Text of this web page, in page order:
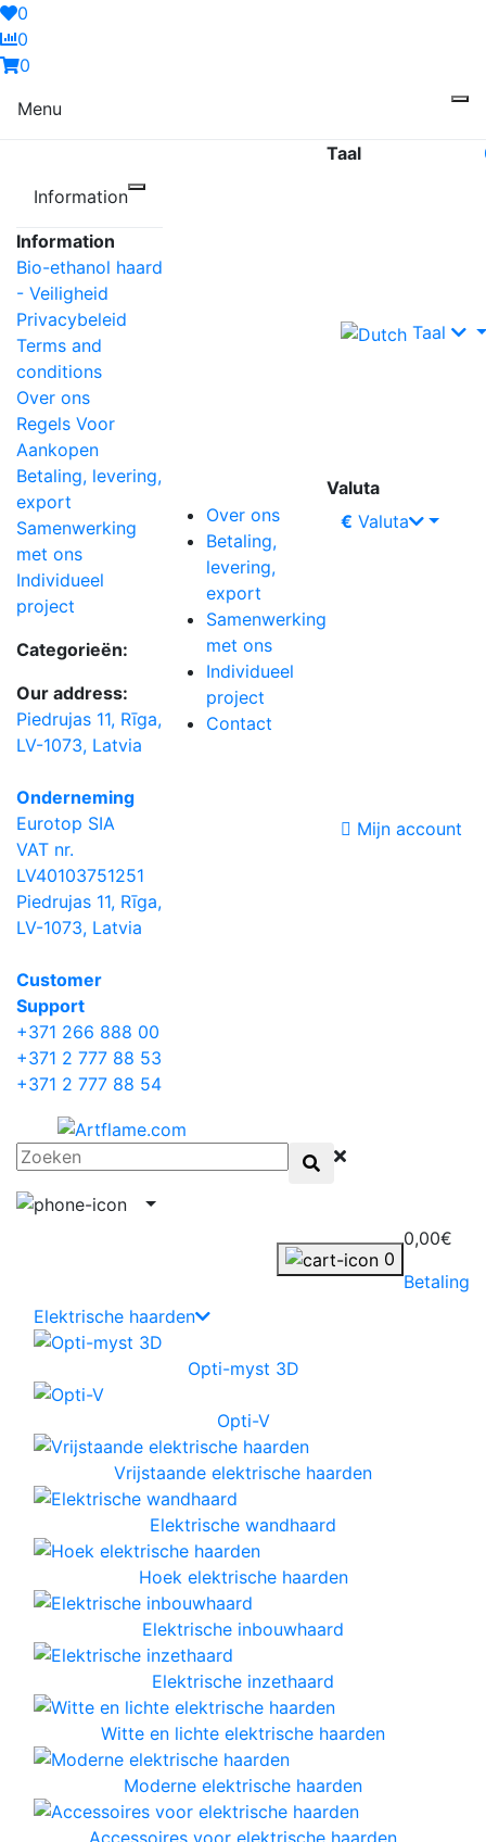
0
0
0
Menu
Information
Information
Bio-ethanol haard
- Veiligheid
Privacybeleid
Terms and
conditions
Over ons
Regels Voor
Aankopen
Betaling, levering,
export
Samenwerking
met ons
Individueel
project
Categorieën:
Our address:
Piedrujas 11, Rīga,
LV-1073, Latvia
Onderneming
Eurotop SIA
VAT nr.
LV40103751251
Piedrujas 11, Rīga,
LV-1073, Latvia
Сustomer
Support
+371 266 888 00
+371 2 777 88 53
+371 2 777 88 54
Over ons
Betaling,
levering,
export
Samenwerking
met ons
Individueel
project
Contact
Taal
Taal
Valuta
€ Valuta
Mijn account
0
0,00€
Betaling
Elektrische haarden
Opti-myst 3D
Opti-V
Vrijstaande elektrische haarden
Elektrische wandhaard
Hoek elektrische haarden
Elektrische inbouwhaard
Elektrische inzethaard
Witte en lichte elektrische haarden
Moderne elektrische haarden
Accessoires voor elektrische haarden